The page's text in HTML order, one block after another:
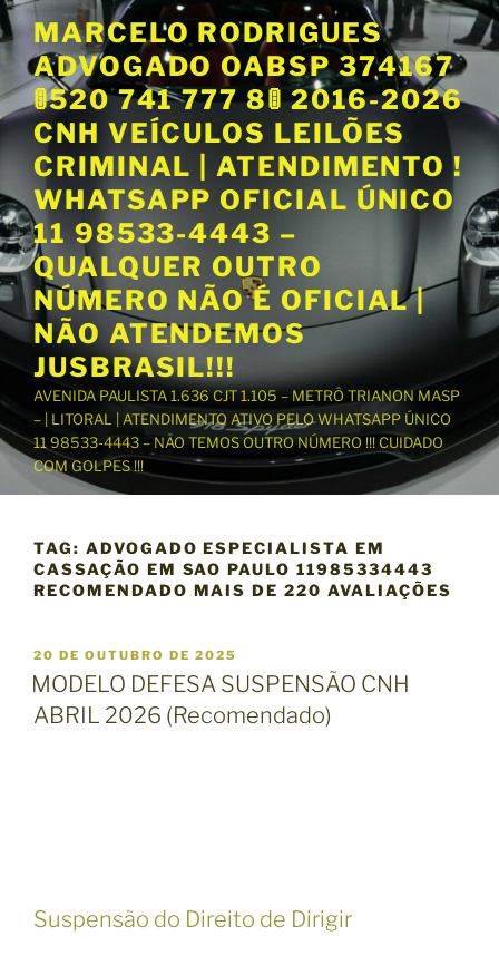
P
u
a
r
r
a
o
c
o
n
t
ú
d
MARCELO RODRIGUES
ADVOGADO OABSP 374167
🚦520 741 777 8🚦 2016-2026
CNH VEÍCULOS LEILÕES
CRIMINAL | ATENDIMENTO !
WHATSAPP OFICIAL ÚNICO
11 98533-4443 –
QUALQUER OUTRO
NÚMERO NÃO É OFICIAL |
NÃO ATENDEMOS
JUSBRASIL!!!
AVENIDA PAULISTA 1.636 CJT 1.105 – METRÔ TRIANON MASP
– | LITORAL | ATENDIMENTO ATIVO PELO WHATSAPP ÚNICO
11 98533-4443 – NÃO TEMOS OUTRO NÚMERO !!! CUIDADO
COM GOLPES !!!
TAG: ADVOGADO ESPECIALISTA EM
CASSAÇÃO EM SAO PAULO 11985334443
RECOMENDADO MAIS DE 220 AVALIAÇÕES
P
U
B
L
20 DE OUTUBRO DE 2025
MODELO DEFESA SUSPENSÃO CNH
ABRIL 2026 (Recomendado)
Suspensão do Direito de Dirigir